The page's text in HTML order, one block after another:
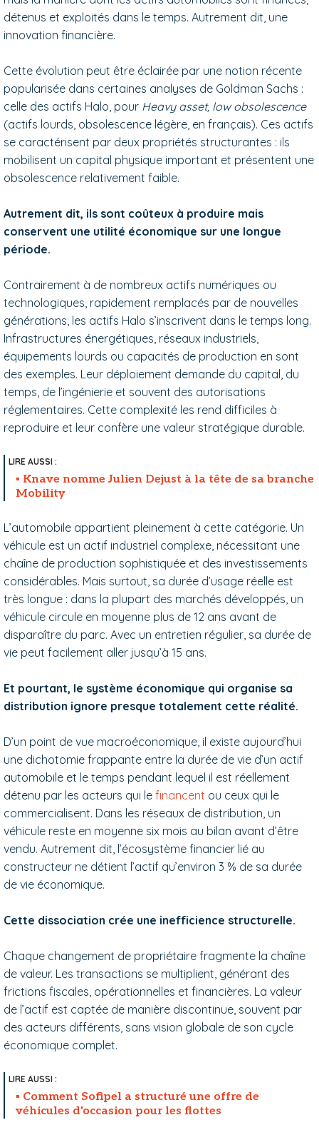
détenus et exploités dans le temps. Autrement dit, une
innovation financière.
Cette évolution peut être éclairée par une notion récente
popularisée dans certaines analyses de Goldman Sachs :
celle des actifs Halo, pour Heavy asset, low obsolescence
(actifs lourds, obsolescence légère, en français). Ces actifs
se caractérisent par deux propriétés structurantes : ils
mobilisent un capital physique important et présentent une
obsolescence relativement faible.
Autrement dit, ils sont coûteux à produire mais
conservent une utilité économique sur une longue
période.
Contrairement à de nombreux actifs numériques ou
technologiques, rapidement remplacés par de nouvelles
générations, les actifs Halo s’inscrivent dans le temps long.
Infrastructures énergétiques, réseaux industriels,
équipements lourds ou capacités de production en sont
des exemples. Leur déploiement demande du capital, du
temps, de l’ingénierie et souvent des autorisations
réglementaires. Cette complexité les rend difficiles à
reproduire et leur confère une valeur stratégique durable.
Knave nomme Julien Dejust à la tête de sa branche
Mobility
L’automobile appartient pleinement à cette catégorie. Un
véhicule est un actif industriel complexe, nécessitant une
chaîne de production sophistiquée et des investissements
considérables. Mais surtout, sa durée d’usage réelle est
très longue : dans la plupart des marchés développés, un
véhicule circule en moyenne plus de 12 ans avant de
disparaître du parc. Avec un entretien régulier, sa durée de
vie peut facilement aller jusqu’à 15 ans.
Et pourtant, le système économique qui organise sa
distribution ignore presque totalement cette réalité.
D’un point de vue macroéconomique, il existe aujourd’hui
une dichotomie frappante entre la durée de vie d’un actif
automobile et le temps pendant lequel il est réellement
détenu par les acteurs qui le financent ou ceux qui le
commercialisent. Dans les réseaux de distribution, un
véhicule reste en moyenne six mois au bilan avant d’être
vendu. Autrement dit, l’écosystème financier lié au
constructeur ne détient l’actif qu’environ 3 % de sa durée
de vie économique.
Cette dissociation crée une inefficience structurelle.
Chaque changement de propriétaire fragmente la chaîne
de valeur. Les transactions se multiplient, générant des
frictions fiscales, opérationnelles et financières. La valeur
de l’actif est captée de manière discontinue, souvent par
des acteurs différents, sans vision globale de son cycle
économique complet.
Comment Sofipel a structuré une offre de
véhicules d'occasion pour les flottes